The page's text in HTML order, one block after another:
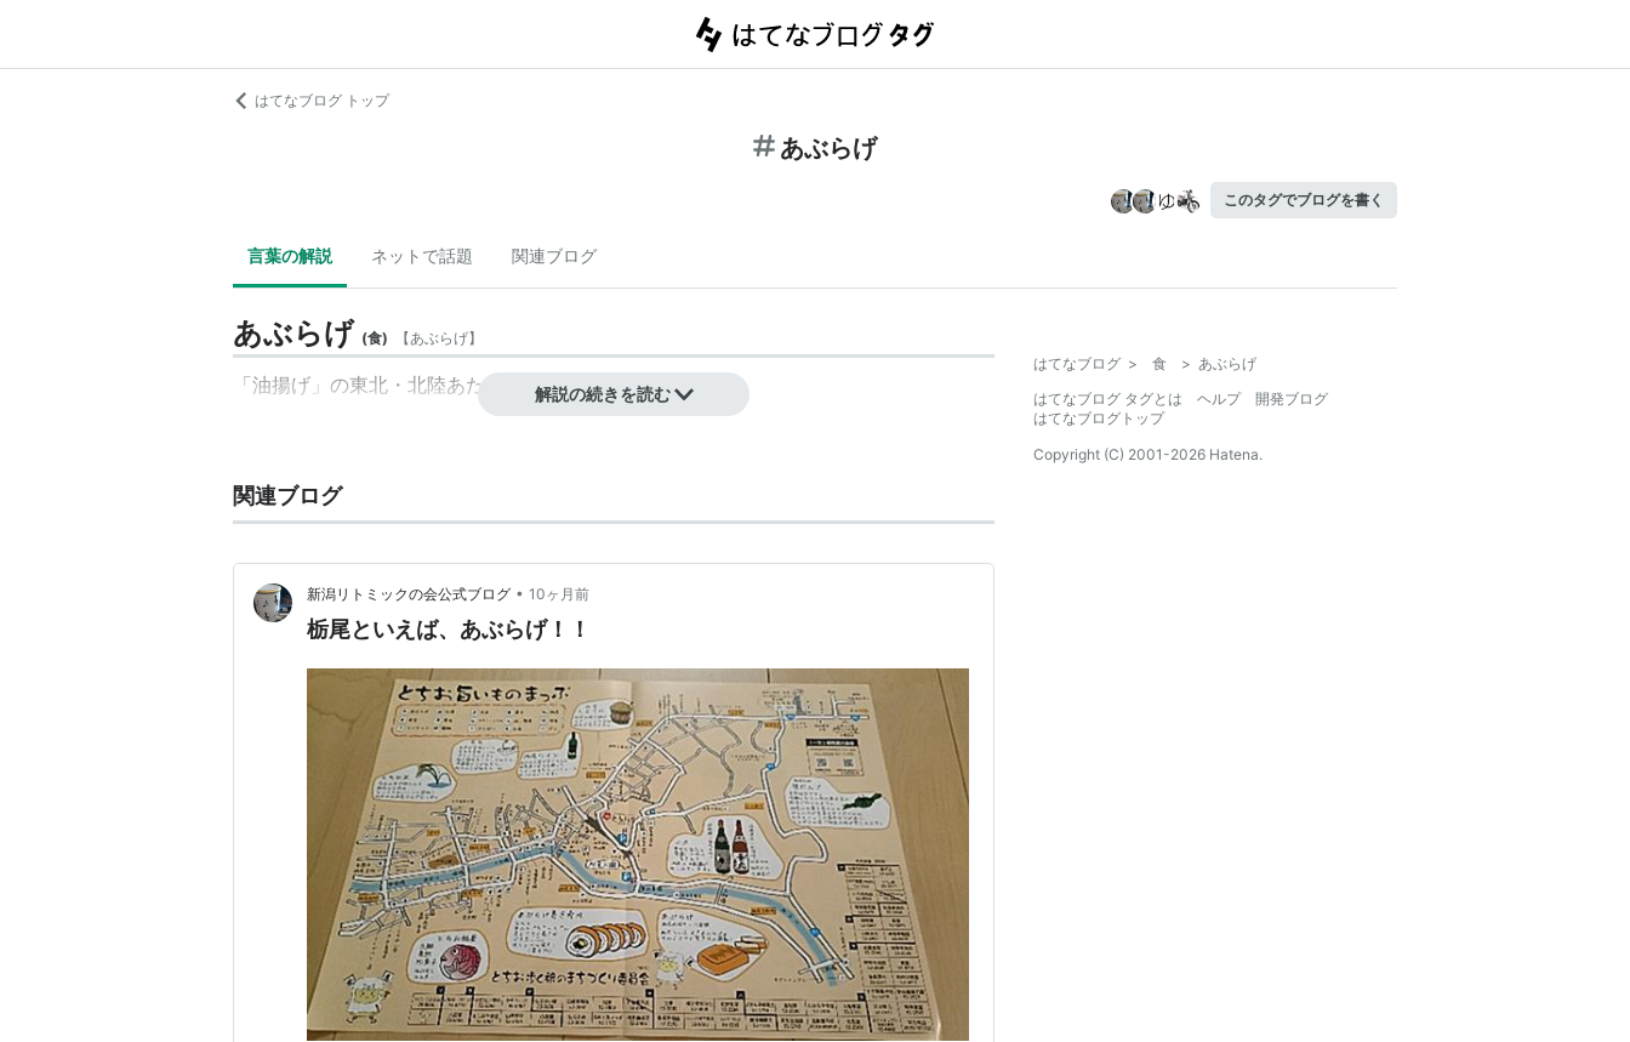
はてなブログ トップ
あぶらげ
このタグでブログを書く
言葉の解説 ネットで話題 関連ブログ
あぶらげ (食) 【あぶらげ】
「油揚げ」の東北・北陸あたりの方言。解説の続きを読む
関連ブログ
新潟リトミックの会公式ブログ • 10ヶ月前
栃尾といえば、あぶらげ！！
はてなブログ > 食 > あぶらげ
はてなブログ タグとは
ヘルプ
開発ブログ
はてなブログトップ
Copyright (C) 2001-2026 Hatena.